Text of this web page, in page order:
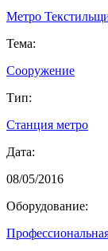
Метро
Тема:
Сооружение
Тип:
Станция метро
Дата:
08/05/2016
Оборудование: